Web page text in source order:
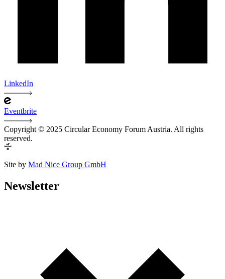
LinkedIn
Eventbrite
Copyright © 2025 Circular Economy Forum Austria. All rights
reserved.
Site by Mad Nice Group GmbH
Newsletter